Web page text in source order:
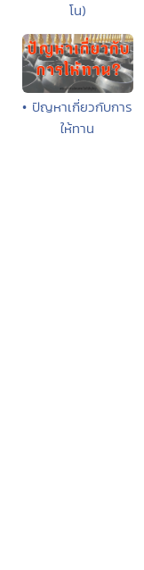
โน)
• ปัญหาเกี่ยวกับการ
ให้ทาน